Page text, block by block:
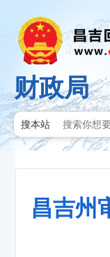
财政局
搜本站
昌吉州